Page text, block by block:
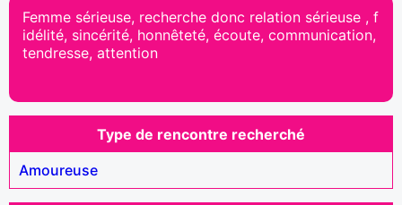
Femme sérieuse, recherche donc relation sérieuse , f
idélité, sincérité, honnêteté, écoute, communication,
tendresse, attention
Type de rencontre recherché
Amoureuse